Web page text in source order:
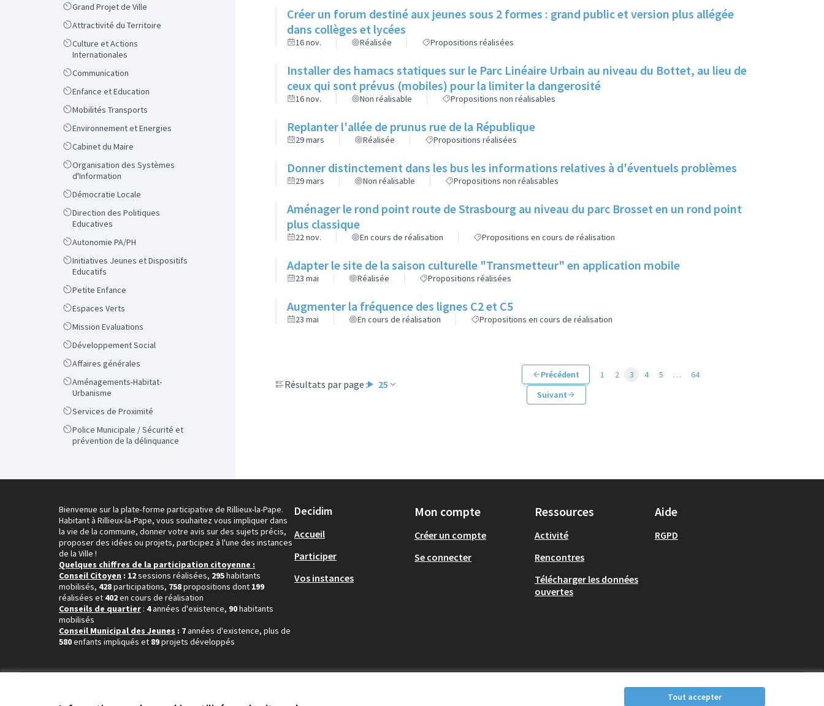
Tout accepter
ScopeGrand Projet de Ville
ScopeAttractivité du Territoire
Scope
Culture et Actions
Internationales
ScopeCommunication
ScopeEnfance et Education
ScopeMobilités Transports
ScopeEnvironnement et Energies
ScopeCabinet du Maire
Scope
Organisation des Systèmes
d'Information
ScopeDémocratie Locale
Scope
Direction des Politiques
Educatives
ScopeAutonomie PA/PH
Scope
Initiatives Jeunes et Dispositifs
Educatifs
ScopePetite Enfance
ScopeEspaces Verts
ScopeMission Evaluations
ScopeDéveloppement Social
ScopeAffaires générales
Scope
Aménagements-Habitat-
Urbanisme
ScopeServices de Proximité
Scope
Police Municipale / Sécurité et
prévention de la délinquance
Créer un forum destiné aux jeunes sous 2 formes : grand public et version plus allégée
dans collèges et lycées
16 nov. Réalisée Propositions réalisées
Installer des hamacs statiques sur le Parc Linéaire Urbain au niveau du Bottet, au lieu de
ceux qui sont prévus (mobiles) pour la limiter la dangerosité
16 nov. Non réalisable Propositions non réalisables
Replanter l'allée de prunus rue de la République
29 mars Réalisée Propositions réalisées
Donner distinctement dans les bus les informations relatives à d'éventuels problèmes
29 mars Non réalisable Propositions non réalisables
Aménager le rond point route de Strasbourg au niveau du parc Brosset en un rond point
plus classique
22 nov. En cours de réalisation Propositions en cours de réalisation
Adapter le site de la saison culturelle "Transmetteur" en application mobile
23 mai Réalisée Propositions réalisées
Augmenter la fréquence des lignes C2 et C5
23 mai En cours de réalisation Propositions en cours de réalisation
Résultats par page : 25
Précédent 1 2 3 4 5 …
64
Suivant
Bienvenue sur la plate-forme participative de Rillieux-la-Pape.
Habitant à Rillieux-la-Pape, vous souhaitez vous impliquer dans
la vie de la commune, donner votre avis sur des sujets précis,
proposer des idées ou projets, participez à l'une des instances
de la Ville !
Quelques chiffres de la participation citoyenne :
Conseil Citoyen : 12sessions réalisées, 295habitants
mobilisés, 428participations, 758propositions dont 199
réalisées et 402en cours de réalisation
Conseils de quartier : 4années d'existence, 90habitants
mobilisés
Conseil Municipal des Jeunes : 7années d'existence, plus de
580enfants impliqués et 89projets développés
Decidim
Accueil
Participer
Vos instances
Mon compte
Créer un compte
Se connecter
Ressources
Activité
Rencontres
Télécharger les données
ouvertes
Aide
RGPD